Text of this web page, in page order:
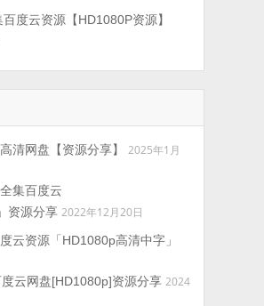
百度云资源【HD1080P资源】
清网盘【资源分享】
2025年1月
集百度云
资源分享 2022年12月20日
云资源「HD1080p高清中字」
度云网盘[HD1080p]资源分享 2024